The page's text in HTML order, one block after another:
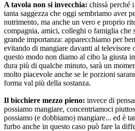
A tavola non si invecchia: chissà perché
tanta saggezza che oggi sembriamo aver
nutrimento, ma anche un vero e proprio
compagnia, amici, colleghi o famiglia che
grande importanza: apparecchiamo per
evitando di mangiare davanti al televisore
questo modo non diamo al cibo la giusta
dura più di qualche minuto, sarà un
molto piacevole anche se le porzioni
forma val più della sostanza.
Il bicchiere mezzo pieno: invece di
possiamo mangiare, concentriamoci
possiamo (e dobbiamo) mangiare... ed è
furbo anche in questo caso può fare la